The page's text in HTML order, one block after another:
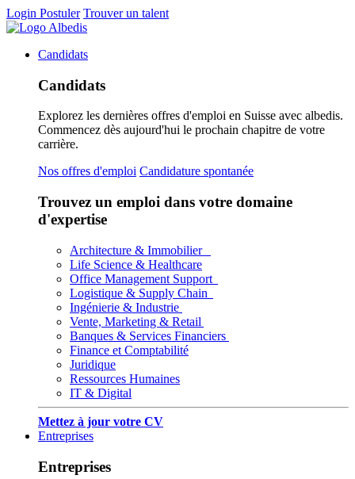
Login Postuler Trouver un talent
Candidats
Candidats
Explorez les dernières offres d'emploi en Suisse avec albedis.
Commencez dès aujourd'hui le prochain chapitre de votre
carrière.
Nos offres d'emploi Candidature spontanée
Trouvez un emploi dans votre domaine
d'expertise
Architecture & Immobilier
Life Science & Healthcare
Office Management Support
Logistique & Supply Chain
Ingénierie & Industrie
Vente, Marketing & Retail
Banques & Services Financiers
Finance et Comptabilité
Juridique
Ressources Humaines
IT & Digital
Mettez à jour votre CV
Entreprises
Entreprises